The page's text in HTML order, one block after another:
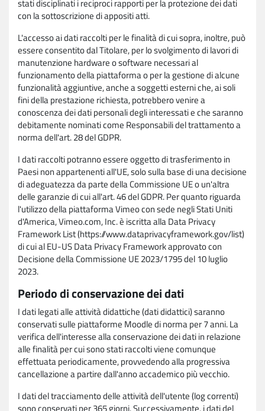
stati disciplinati i reciproci rapporti per la protezione dei dati
con la sottoscrizione di appositi atti.
L'accesso ai dati raccolti per le finalità di cui sopra, inoltre, può
essere consentito dal Titolare, per lo svolgimento di lavori di
manutenzione hardware o software necessari al
funzionamento della piattaforma o per la gestione di alcune
funzionalità aggiuntive, anche a soggetti esterni che, ai soli
fini della prestazione richiesta, potrebbero venire a
conoscenza dei dati personali degli interessati e che saranno
debitamente nominati come Responsabili del trattamento a
norma dell'art. 28 del GDPR.
I dati raccolti potranno essere oggetto di trasferimento in
Paesi non appartenenti all'UE, solo sulla base di una decisione
di adeguatezza da parte della Commissione UE o un'altra
delle garanzie di cui all'art. 46 del GDPR. Per quanto riguarda
l'utilizzo della piattaforma Vimeo con sede negli Stati Uniti
d'America, Vimeo.com, Inc. è iscritta alla Data Privacy
Framework List (https://www.dataprivacyframework.gov/list)
di cui al EU-US Data Privacy Framework approvato con
Decisione della Commissione UE 2023/1795 del 10 luglio
2023.
Periodo di conservazione dei dati
I dati legati alle attività didattiche (dati didattici) saranno
conservati sulle piattaforme Moodle di norma per 7 anni. La
verifica dell'interesse alla conservazione dei dati in relazione
alle finalità per cui sono stati raccolti viene comunque
effettuata periodicamente, provvedendo alla progressiva
cancellazione a partire dall'anno accademico più vecchio.
I dati del tracciamento delle attività dell'utente (log correnti)
sono conservati per 365 giorni. Successivamente, i dati del